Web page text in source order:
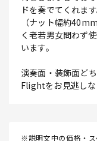
ドを奏でてくれま
（ナット幅約
く老若男女問わず
います。
演奏面・装飾面ど
Flightをお見逃しな
※説明文中の価格・